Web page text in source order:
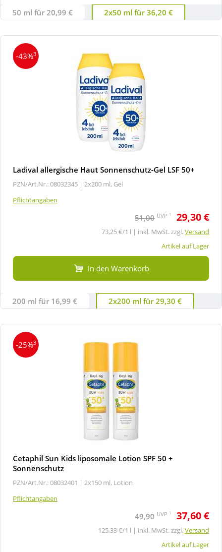
50 ml für 20,99 € 2x50 ml für 36,20 €
-43%3
Ladival allergische Haut Sonnenschutz-Gel LSF 50+
PZN/Art.Nr.: 08032345 | 2x200 ml, Gel
Pflichtangaben
51,00 UVP 1 29,30 €
73,25 €/1 l | inkl. MwSt. zzgl.Versand
Artikel auf Lager
In den Warenkorb
200 ml für 16,99 € 2x200 ml für 29,30 €
-25%3
Cetaphil Sun Kids liposomale Lotion SPF 50 +
Sonnenschutz
PZN/Art.Nr.: 08032401 | 2x150 ml, Lotion
Pflichtangaben
49,90 UVP 1 37,60 €
125,33 €/1 l | inkl. MwSt. zzgl.Versand
Artikel auf Lager